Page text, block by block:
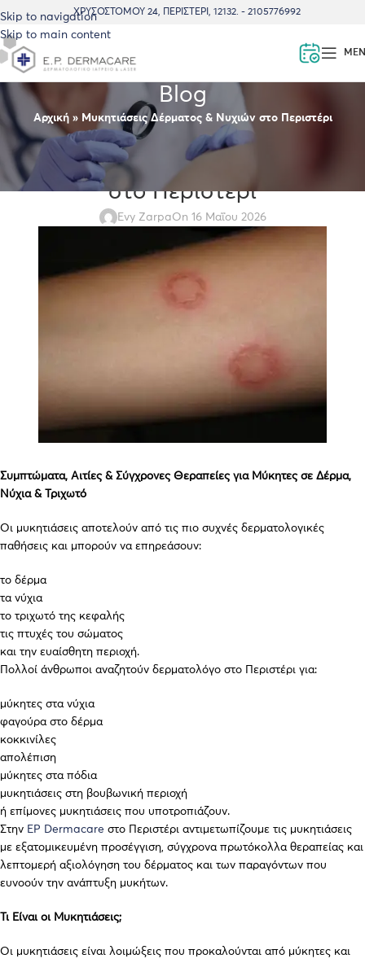
Skip to navigation
Skip to main content
ΧΡΥΣΟΣΤΌΜΟΥ 24, ΠΕΡΙΣΤΈΡΙ, 12132. - 2105776992
Blog
Αρχική» Μυκητιάσεις Δέρματος & Νυχιών στο Περιστέρι
Μυκητιάσεις Δέρματος & Νυχιών
στο Περιστέρι
Evy ZarpaOn 16 Μαΐου 2026
Συμπτώματα, Αιτίες & Σύγχρονες Θεραπείες για Μύκητες σε Δέρμα,
Νύχια & Τριχωτό
Οι μυκητιάσεις αποτελούν από τις πιο συχνές δερματολογικές
παθήσεις και μπορούν να επηρεάσουν:
το δέρμα
τα νύχια
το τριχωτό της κεφαλής
τις πτυχές του σώματος
και την ευαίσθητη περιοχή.
Πολλοί άνθρωποι αναζητούν δερματολόγο στο Περιστέρι για:
μύκητες στα νύχια
φαγούρα στο δέρμα
κοκκινίλες
απολέπιση
μύκητες στα πόδια
μυκητιάσεις στη βουβωνική περιοχή
ή επίμονες μυκητιάσεις που υποτροπιάζουν.
Στην EP Dermacare στο Περιστέρι αντιμετωπίζουμε τις μυκητιάσεις
με εξατομικευμένη προσέγγιση, σύγχρονα πρωτόκολλα θεραπείας και
λεπτομερή αξιολόγηση του δέρματος και των παραγόντων που
ευνοούν την ανάπτυξη μυκήτων.
Τι Είναι οι Μυκητιάσεις;
Οι μυκητιάσεις είναι λοιμώξεις που προκαλούνται από μύκητες και